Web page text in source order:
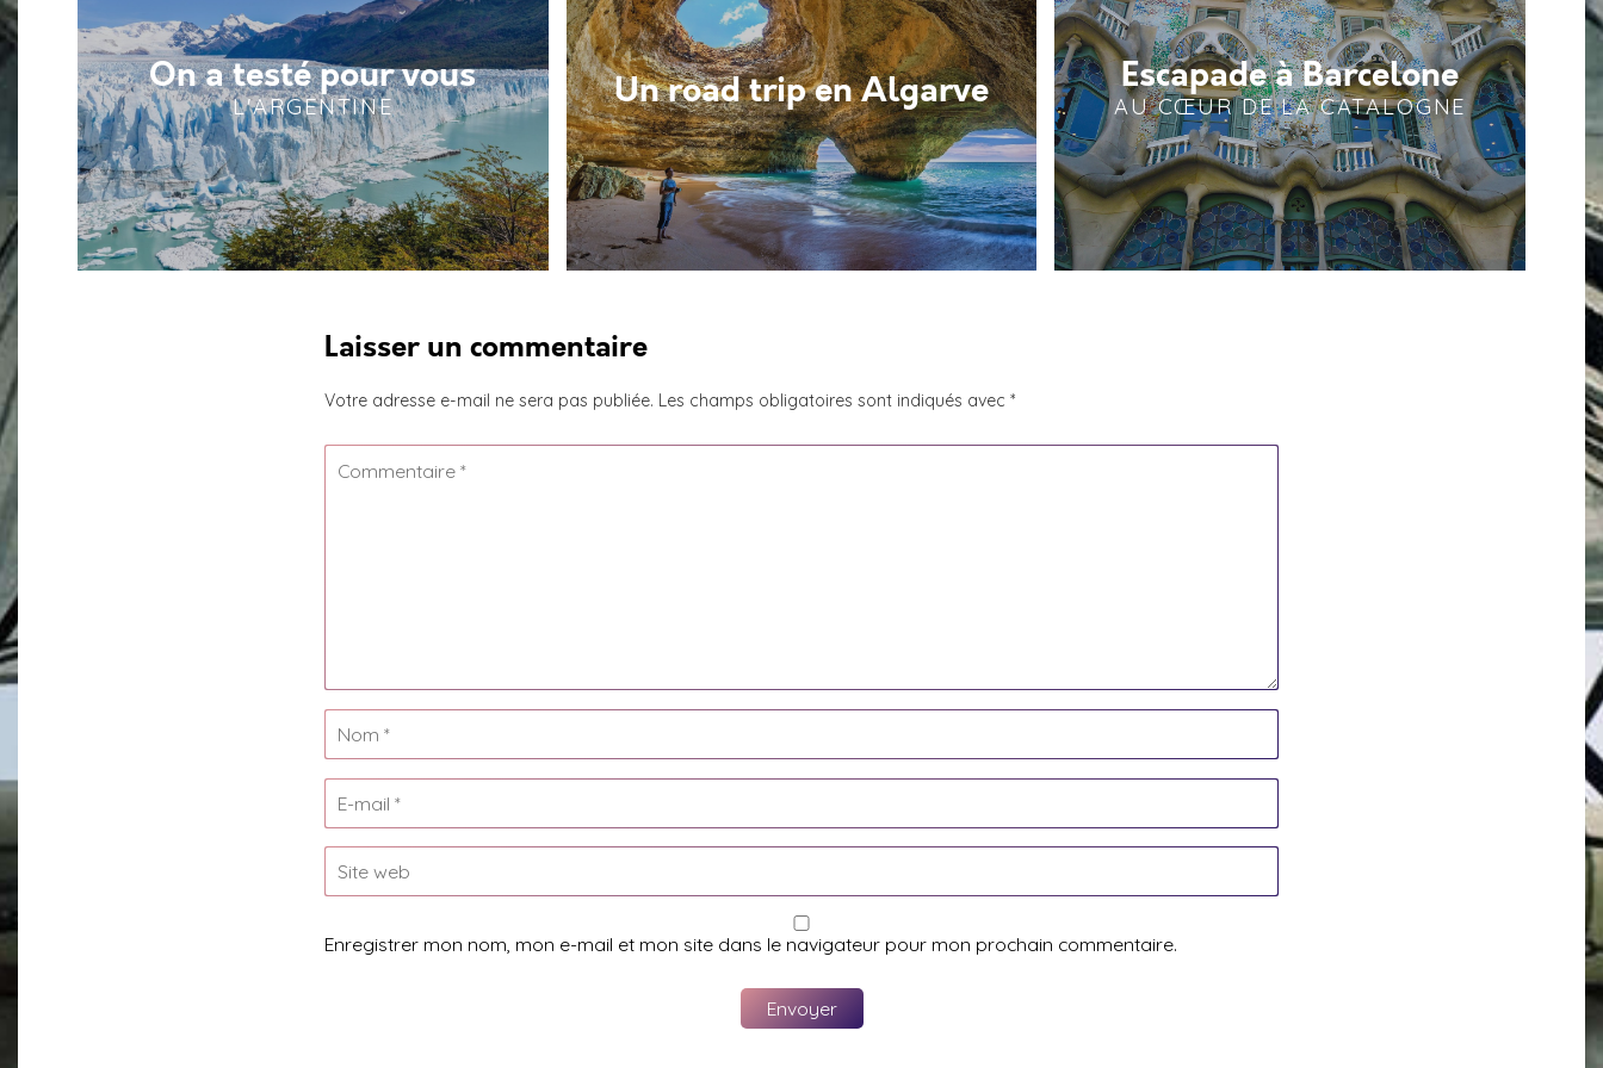
On a testé pour vous
L'ARGENTINE Un road trip en Algarve Escapade à Barcelone
AU CŒUR DE LA CATALOGNE
Laisser un commentaire
Votre adresse e-mail ne sera pas publiée. Les champs obligatoires sont indiqués avec *
Enregistrer mon nom, mon e-mail et mon site dans le navigateur pour mon prochain commentaire.